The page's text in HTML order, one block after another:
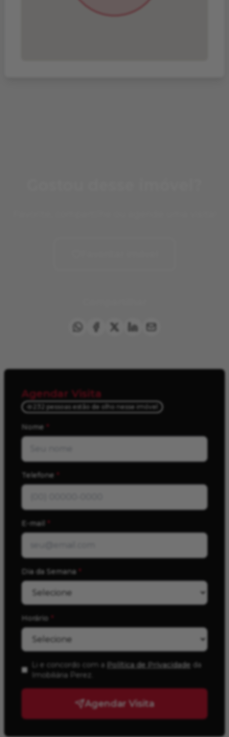
Agendar Visita
232 pessoas estão de olho nesse imóvel
Nome *
Telefone *
E-mail *
Dia da Semana *
Horário *
Li e concordo com a Política de Privacidade da
Imobiliária Perez
Agendar Visita